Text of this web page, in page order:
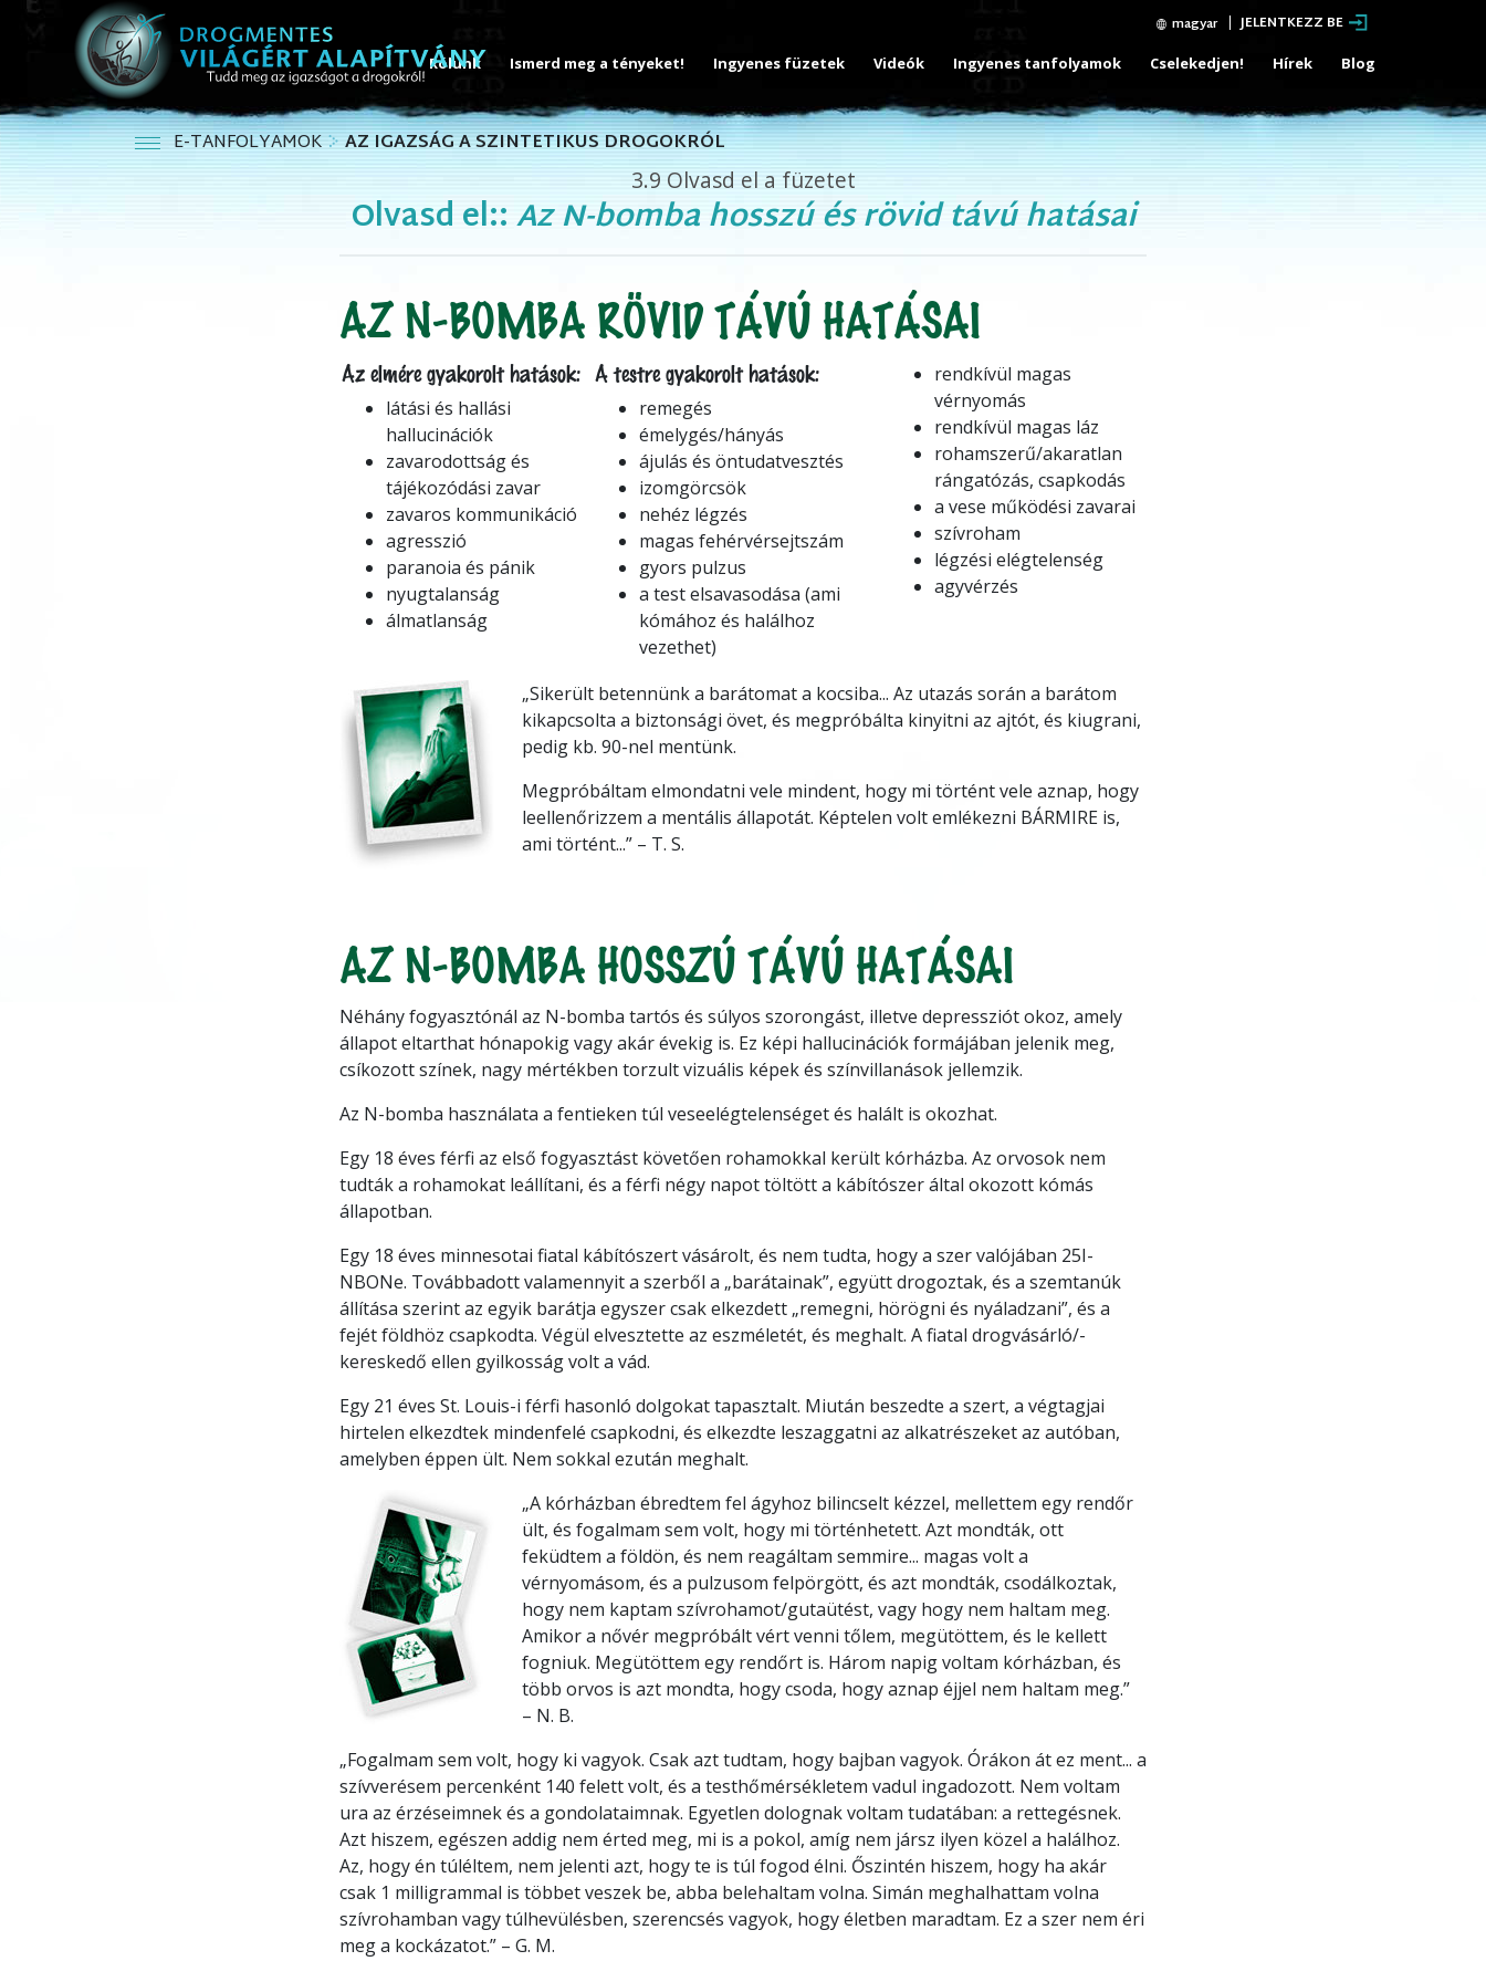
magyar JELENTKEZZ BE
Rólunk Ismerd meg a tényeket! Ingyenes füzetek Videók Ingyenes tanfolyamok Cselekedjen! Hírek Blog
E-TANFOLYAMOK AZ IGAZSÁG A SZINTETIKUS DROGOKRÓL
3.9 Olvasd el a füzetet
Olvasd el::Az N-bomba hosszú és rövid távú hatásai
AZ N-BOMBA RÖVID TÁVÚ HATÁSAI
Az elmére gyakorolt hatások:
látási és hallási
hallucinációk
zavarodottság és
tájékozódási zavar
zavaros kommunikáció
agresszió
paranoia és pánik
nyugtalanság
álmatlanság
A testre gyakorolt hatások:
remegés
émelygés/hányás
ájulás és öntudatvesztés
izomgörcsök
nehéz légzés
magas fehérvérsejtszám
gyors pulzus
a test elsavasodása (ami
kómához és halálhoz
vezethet)
rendkívül magas
vérnyomás
rendkívül magas láz
rohamszerű/akaratlan
rángatózás, csapkodás
a vese működési zavarai
szívroham
légzési elégtelenség
agyvérzés
„Sikerült betennünk a barátomat a kocsiba... Az utazás során a barátom
kikapcsolta a biztonsági övet, és megpróbálta kinyitni az ajtót, és kiugrani,
pedig kb. 90-nel mentünk.
Megpróbáltam elmondatni vele mindent, hogy mi történt vele aznap, hogy
leellenőrizzem a mentális állapotát. Képtelen volt emlékezni BÁRMIRE is,
ami történt...” – T. S.
AZ N-BOMBA HOSSZÚ TÁVÚ HATÁSAI
Néhány fogyasztónál az N-bomba tartós és súlyos szorongást, illetve depressziót okoz, amely
állapot eltarthat hónapokig vagy akár évekig is. Ez képi hallucinációk formájában jelenik meg,
csíkozott színek, nagy mértékben torzult vizuális képek és színvillanások jellemzik.
Az N-bomba használata a fentieken túl veseelégtelenséget és halált is okozhat.
Egy 18 éves férfi az első fogyasztást követően rohamokkal került kórházba. Az orvosok nem
tudták a rohamokat leállítani, és a férfi négy napot töltött a kábítószer által okozott kómás
állapotban.
Egy 18 éves minnesotai fiatal kábítószert vásárolt, és nem tudta, hogy a szer valójában 25I-
NBONe. Továbbadott valamennyit a szerből a „barátainak”, együtt drogoztak, és a szemtanúk
állítása szerint az egyik barátja egyszer csak elkezdett „remegni, hörögni és nyáladzani”, és a
fejét földhöz csapkodta. Végül elvesztette az eszméletét, és meghalt. A fiatal drogvásárló/-
kereskedő ellen gyilkosság volt a vád.
Egy 21 éves St. Louis-i férfi hasonló dolgokat tapasztalt. Miután beszedte a szert, a végtagjai
hirtelen elkezdtek mindenfelé csapkodni, és elkezdte leszaggatni az alkatrészeket az autóban,
amelyben éppen ült. Nem sokkal ezután meghalt.
„A kórházban ébredtem fel ágyhoz bilincselt kézzel, mellettem egy rendőr
ült, és fogalmam sem volt, hogy mi történhetett. Azt mondták, ott
feküdtem a földön, és nem reagáltam semmire... magas volt a
vérnyomásom, és a pulzusom felpörgött, és azt mondták, csodálkoztak,
hogy nem kaptam szívrohamot/gutaütést, vagy hogy nem haltam meg.
Amikor a nővér megpróbált vért venni tőlem, megütöttem, és le kellett
fogniuk. Megütöttem egy rendőrt is. Három napig voltam kórházban, és
több orvos is azt mondta, hogy csoda, hogy aznap éjjel nem haltam meg.”
– N. B.
„Fogalmam sem volt, hogy ki vagyok. Csak azt tudtam, hogy bajban vagyok. Órákon át ez ment... a
szívverésem percenként 140 felett volt, és a testhőmérsékletem vadul ingadozott. Nem voltam
ura az érzéseimnek és a gondolataimnak. Egyetlen dolognak voltam tudatában: a rettegésnek.
Azt hiszem, egészen addig nem érted meg, mi is a pokol, amíg nem jársz ilyen közel a halálhoz.
Az, hogy én túléltem, nem jelenti azt, hogy te is túl fogod élni. Őszintén hiszem, hogy ha akár
csak 1 milligrammal is többet veszek be, abba belehaltam volna. Simán meghalhattam volna
szívrohamban vagy túlhevülésben, szerencsés vagyok, hogy életben maradtam. Ez a szer nem éri
meg a kockázatot.” – G. M.